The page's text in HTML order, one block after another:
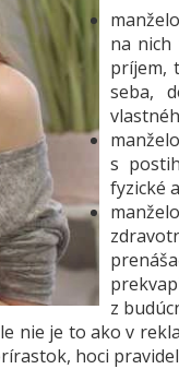
na nich
príjem,
seba,
s
fyzické
z
nie je to ako v
hoci